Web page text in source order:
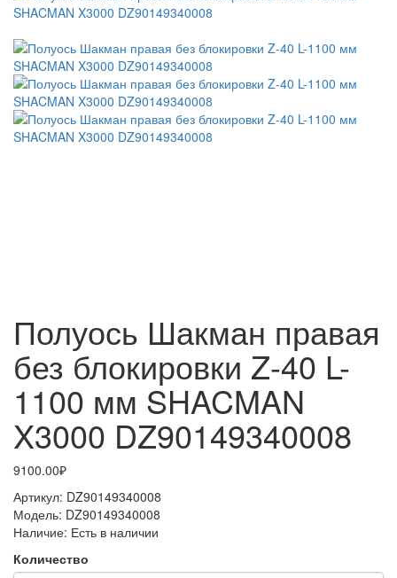
Полуось Шакман правая
без блокировки Z-40 L-
1100 мм SHACMAN
X3000 DZ90149340008
9100.00₽
Артикул: DZ90149340008
Модель: DZ90149340008
Наличие: Есть в наличии
Количество